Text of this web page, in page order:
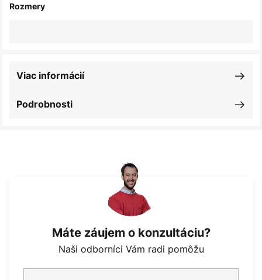
Rozmery
Podrobnosti
Viac informácií
Máte záujem o konzultáciu?
Naši odborníci Vám radi pomôžu